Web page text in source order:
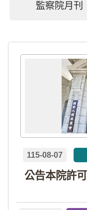
監察院月刊
115-08-07